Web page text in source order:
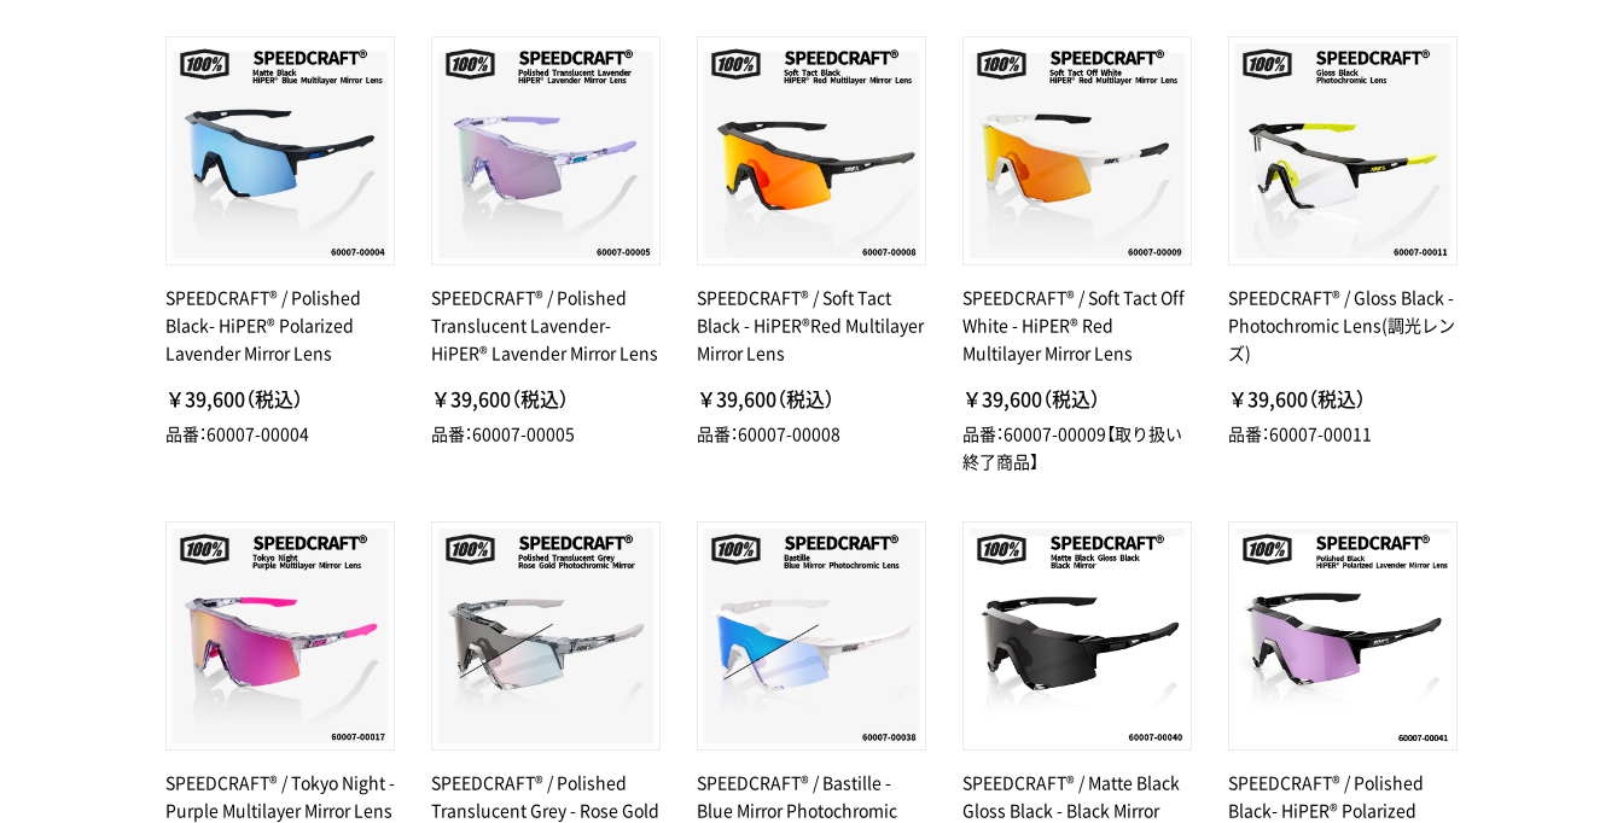
SPEEDCRAFT® / Polished
Black- HiPER® Polarized
Lavender Mirror Lens
￥39,600（税込）
品番：60007-00004
SPEEDCRAFT® / Polished
Translucent Lavender-
HiPER® Lavender Mirror Lens
￥39,600（税込）
品番：60007-00005
SPEEDCRAFT® / Soft Tact
Black - HiPER®Red Multilayer
Mirror Lens
￥39,600（税込）
品番：60007-00008
SPEEDCRAFT® / Soft Tact Off
White - HiPER® Red
Multilayer Mirror Lens
￥39,600（税込）
品番：60007-00009【取り扱い
終了商品】
SPEEDCRAFT® / Gloss Black -
Photochromic Lens(調光レン
ズ)
￥39,600（税込）
品番：60007-00011
SPEEDCRAFT® / Tokyo Night -
Purple Multilayer Mirror Lens
SPEEDCRAFT® / Polished
Translucent Grey - Rose Gold
SPEEDCRAFT® / Bastille -
Blue Mirror Photochromic
SPEEDCRAFT® / Matte Black
Gloss Black - Black Mirror
SPEEDCRAFT® / Polished
Black- HiPER® Polarized